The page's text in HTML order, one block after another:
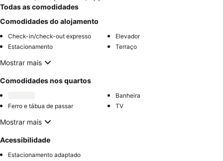
Todas as comodidades
Comodidades do alojamento
Check-in/check-out expresso
Elevador
Estacionamento
Terraço
Mostrar mais
Comodidades nos quartos
Banheira
Ferro e tábua de passar
TV
Mostrar mais
Acessibilidade
Estacionamento adaptado